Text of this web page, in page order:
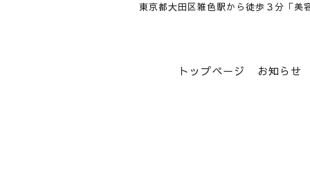
東京都大田区雑色駅から徒歩３分「美
トップページ お知らせ